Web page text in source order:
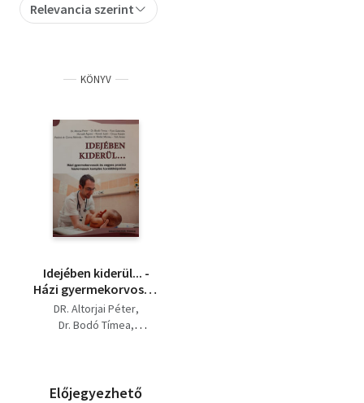
Szakkönyv
Tankönyv, segédkönyv
Társadalomtudomány
Természettudomány
Történelem
Vallás
Relevancia szerint
KÖNYV
Idejében kiderül... -
Házi gyermekorvosok
és vegyes praxisú
háziorvosok komplex
DR. Altorjai Péter
Dr. Bodó Tímea
Orosz Katalin
Előjegyezhető